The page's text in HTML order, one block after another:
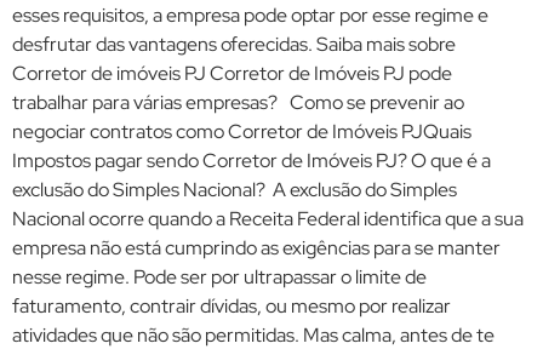
esses requisitos, a empresa pode optar por esse regime e
desfrutar das vantagens oferecidas. Saiba mais sobre
Corretor de imóveis PJ Corretor de Imóveis PJ pode
trabalhar para várias empresas? Como se prevenir ao
negociar contratos como Corretor de Imóveis PJQuais
Impostos pagar sendo Corretor de Imóveis PJ? O que é a
exclusão do Simples Nacional? A exclusão do Simples
Nacional ocorre quando a Receita Federal identifica que a sua
empresa não está cumprindo as exigências para se manter
nesse regime. Pode ser por ultrapassar o limite de
faturamento, contrair dívidas, ou mesmo por realizar
atividades que não são permitidas. Mas calma, antes de te